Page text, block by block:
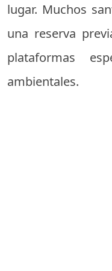
lugar. Muchos
una reserva
plataformas
ambientales.